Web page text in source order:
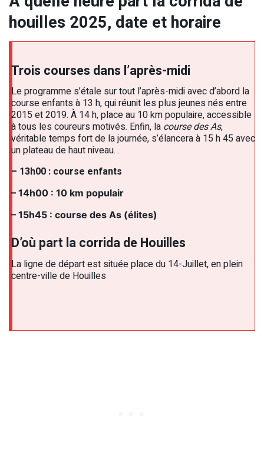
houilles 2025, date et horaire
Trois courses dans l’après-midi
Le programme s’étale sur tout l’après-midi avec d’abord la
course enfants à 13 h, qui réunit les plus jeunes nés entre
2015 et 2019. À 14 h, place au 10 km populaire, accessible
à tous les coureurs motivés. Enfin, la course des As,
véritable temps fort de la journée, s’élancera à 15 h 45 avec
un plateau de haut niveau. .
– 13h00 : course enfants
– 14h00 : 10 km populair
– 15h45 : course des As (élites)
D’où part la corrida de Houilles
La ligne de départ est située place du 14-Juillet, en plein
centre-ville de Houilles